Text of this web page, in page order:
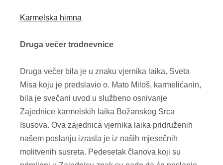
Karmelska himna
Druga večer trodnevnice
Druga večer bila je u znaku vjernika laika. Sveta
Misa koju je predslavio o. Mato Miloš, karmelićanin,
bila je svečani uvod u službeno osnivanje
Zajednice karmelskih laika Božanskog Srca
Isusova. Ova zajednica vjernika laika pridruženih
našem poslanju izrasla je iz naših mjesečnih
molitvenih susreta. Pedesetak članova koji su